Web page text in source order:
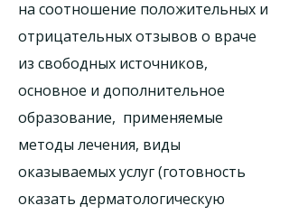
на соотношение положительных и
отрицательных отзывов о враче
из свободных источников,
основное и дополнительное
образование, применяемые
методы лечения, виды
оказываемых услуг (готовность
оказать дерматологическую